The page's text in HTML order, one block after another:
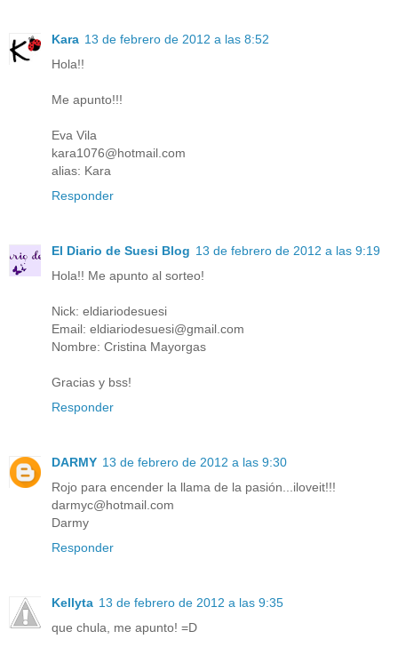
Kara 13 de febrero de 2012 a las 8:52
Hola!!
Me apunto!!!
Eva Vila
kara1076@hotmail.com
alias: Kara
Responder
El Diario de Suesi Blog 13 de febrero de 2012 a las 9:19
Hola!! Me apunto al sorteo!
Nick: eldiariodesuesi
Email: eldiariodesuesi@gmail.com
Nombre: Cristina Mayorgas
Gracias y bss!
Responder
DARMY 13 de febrero de 2012 a las 9:30
Rojo para encender la llama de la pasión...iloveit!!!
darmyc@hotmail.com
Darmy
Responder
Kellyta 13 de febrero de 2012 a las 9:35
que chula, me apunto! =D